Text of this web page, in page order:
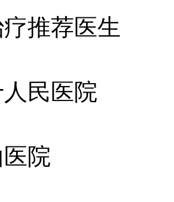
推荐医生
人民医院
医院